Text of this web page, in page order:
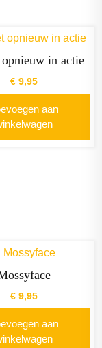
in actie
€ 9,95
aan
€ 9,95
aan